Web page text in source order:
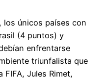
los únicos países con
(4 puntos) y
enfrentarse
triunfalista que
FIFA, Jules Rimet,